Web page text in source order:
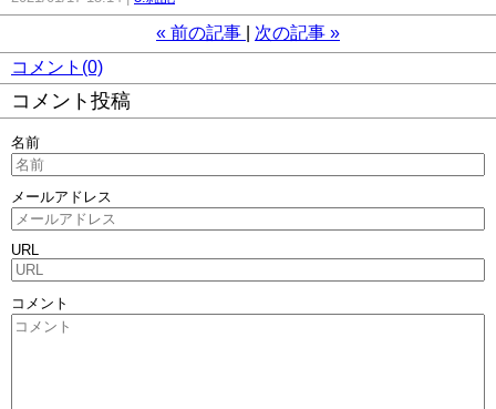
« 前の記事 次の記事 »
コメント(0)
コメント投稿
名前
メールアドレス
URL
コメント